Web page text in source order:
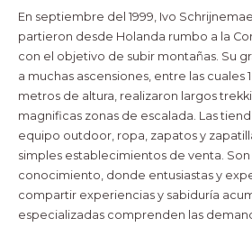
En septiembre del 1999, Ivo
partieron desde Holanda rumbo a la
con el objetivo de subir montañas. Su
a muchas ascensiones, entre las cuales
metros de altura, realizaron largos
magnificas zonas de escalada. Las
equipo outdoor, ropa, zapatos y
simples establecimientos de venta. Son
conocimiento, donde entusiastas y
compartir experiencias y sabiduría
especializadas comprenden las